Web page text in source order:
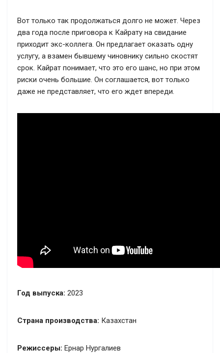
Вот только так продолжаться долго не может. Через
два года после приговора к Кайрату на свидание
приходит экс-коллега. Он предлагает оказать одну
услугу, а взамен бывшему чиновнику сильно скостят
срок. Кайрат понимает, что это его шанс, но при этом
риски очень большие. Он соглашается, вот только
даже не представляет, что его ждет впереди.
Год выпуска: 2023
Страна производства: Казахстан
Режиссеры: Ернар Нургалиев